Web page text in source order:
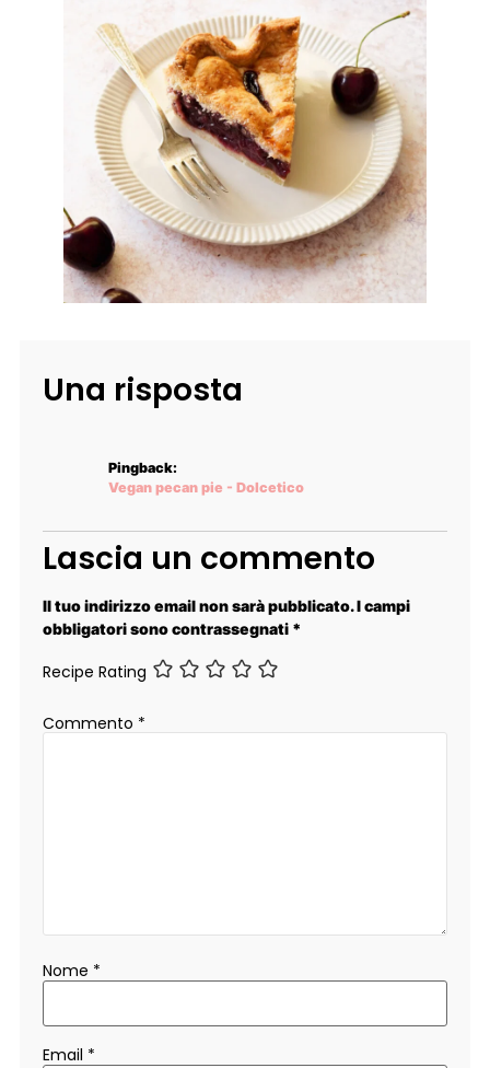
Una risposta
Pingback:
Vegan pecan pie - Dolcetico
Lascia un commento
Il tuo indirizzo email non sarà pubblicato. I campi
obbligatori sono contrassegnati *
Recipe Rating
Commento *
Nome *
Email *